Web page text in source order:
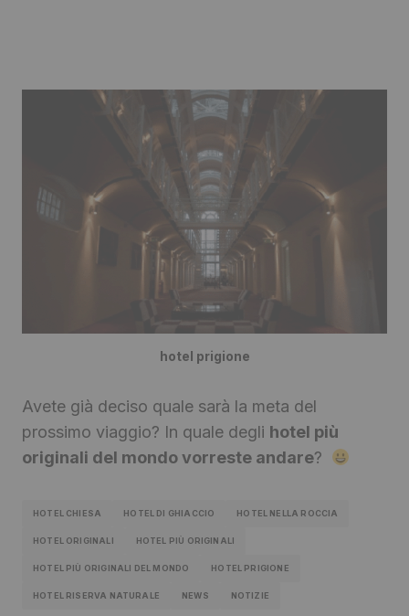
hotel prigione
Avete già deciso quale sarà la meta del
prossimo viaggio? In quale degli hotel più
originali del mondo vorreste andare?
HOTEL CHIESA HOTEL DI GHIACCIO HOTEL NELLA ROCCIA
HOTEL ORIGINALI HOTEL PIÙ ORIGINALI
HOTEL PIÙ ORIGINALI DEL MONDO HOTEL PRIGIONE
HOTEL RISERVA NATURALE NEWS NOTIZIE